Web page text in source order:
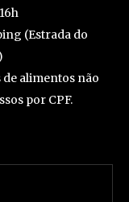
(Estrada do
alimentos não
por CPF.